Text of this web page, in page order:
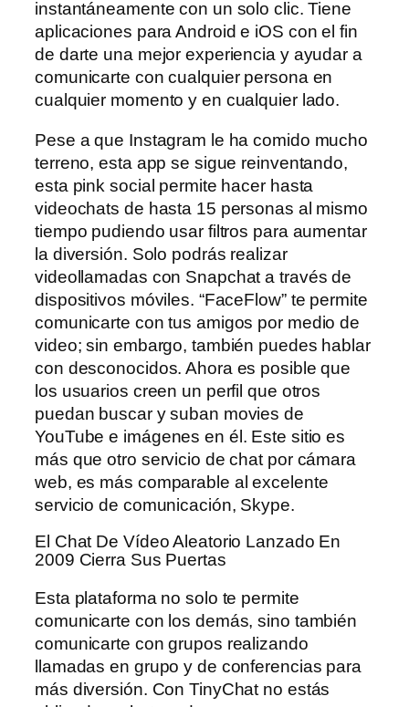
instantáneamente con un solo clic. Tiene
aplicaciones para Android e iOS con el fin
de darte una mejor experiencia y ayudar a
comunicarte con cualquier persona en
cualquier momento y en cualquier lado.
Pese a que Instagram le ha comido mucho
terreno, esta app se sigue reinventando,
esta pink social permite hacer hasta
videochats de hasta 15 personas al mismo
tiempo pudiendo usar filtros para aumentar
la diversión. Solo podrás realizar
videollamadas con Snapchat a través de
dispositivos móviles. “FaceFlow” te permite
comunicarte con tus amigos por medio de
video; sin embargo, también puedes hablar
con desconocidos. Ahora es posible que
los usuarios creen un perfil que otros
puedan buscar y suban movies de
YouTube e imágenes en él. Este sitio es
más que otro servicio de chat por cámara
web, es más comparable al excelente
servicio de comunicación, Skype.
El Chat De Vídeo Aleatorio Lanzado En
2009 Cierra Sus Puertas
Esta plataforma no solo te permite
comunicarte con los demás, sino también
comunicarte con grupos realizando
llamadas en grupo y de conferencias para
más diversión. Con TinyChat no estás